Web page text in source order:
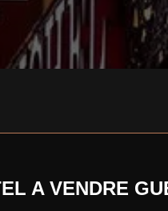
A VENDRE